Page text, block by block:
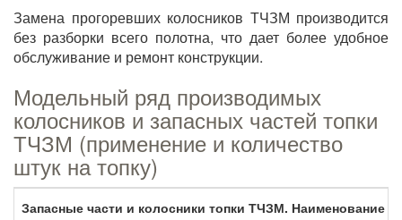
Замена прогоревших колосников ТЧЗМ производится
без разборки всего полотна, что дает более удобное
обслуживание и ремонт конструкции.
Модельный ряд производимых
колосников и запасных частей топки
ТЧЗМ (применение и количество
штук на топку)
Запасные части и колосники топки ТЧЗМ. Наименование